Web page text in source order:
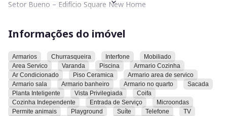
Setor Bueno – Edifício Square New Home
suítes, além de 1 vaga de garagem coberta.
Localizado em 8º andar com posição Nascente.
O apartamento se destaca pelos armários planejados no
quarto e nos banheiros, oferecendo praticidade e excelente
aproveitamento dos espaços. Conta com ar-condicionado em
todos os ambientes, garantindo conforto em qualquer época
Informações do imóvel
Armarios Churrasqueira Interfone
Mobiliado
Area Servico
Varanda Piscina
Armario Cozinha
Ar Condicionado
Piso Ceramica
Armario area de servico
Armario sala
Armario banheiro Armario no quarto
Sacada
Planta Inteligente
Vista Privilegiada
Coifa
Cozinha Independente
Entrada de Serviço
Microondas
Permite animais
Playground Suíte Telefone
TV